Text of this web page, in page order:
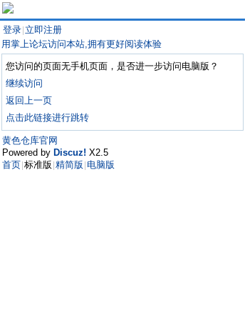
登录 立即注册
用掌上论坛访问本站,拥有更好阅读体验
您访问的页面无手机页面，是否进一步访问电脑版？
继续访问
返回上一页
点击此链接进行跳转
黄色仓库官网
Powered by Discuz! X2.5
首页 标准版 精简版 电脑版